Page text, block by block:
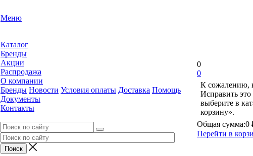
Меню
Каталог
Бренды
Акции
Распродажа
О компании
Бренды Новости Условия оплаты Доставка Помощь
Документы
Контакты
0
0
К сожалению,
Исправить это
выберите в
корзину».
Общая сумма:0
Перейти в